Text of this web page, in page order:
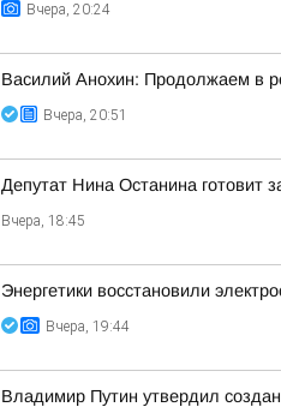
Вчера, 20:24
Василий Анохин: Продолжаем в
Вчера, 20:51
Депутат Нина Останина готовит
Вчера, 18:45
Энергетики восстановили
Вчера, 19:44
Владимир Путин утвердил